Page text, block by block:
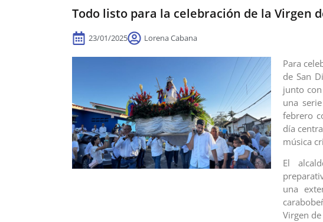
Todo listo para la celebración de la Virgen
23/01/2025 Lorena Cabana
Para
de San
junto
una
febrero
día
música
El
una
Virgen